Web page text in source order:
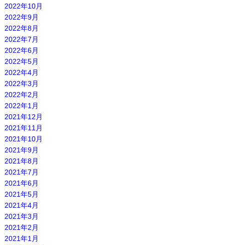
2022年10月
2022年9月
2022年8月
2022年7月
2022年6月
2022年5月
2022年4月
2022年3月
2022年2月
2022年1月
2021年12月
2021年11月
2021年10月
2021年9月
2021年8月
2021年7月
2021年6月
2021年5月
2021年4月
2021年3月
2021年2月
2021年1月